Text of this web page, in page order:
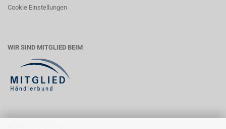
Cookie Einstellungen
WIR SIND MITGLIED BEIM